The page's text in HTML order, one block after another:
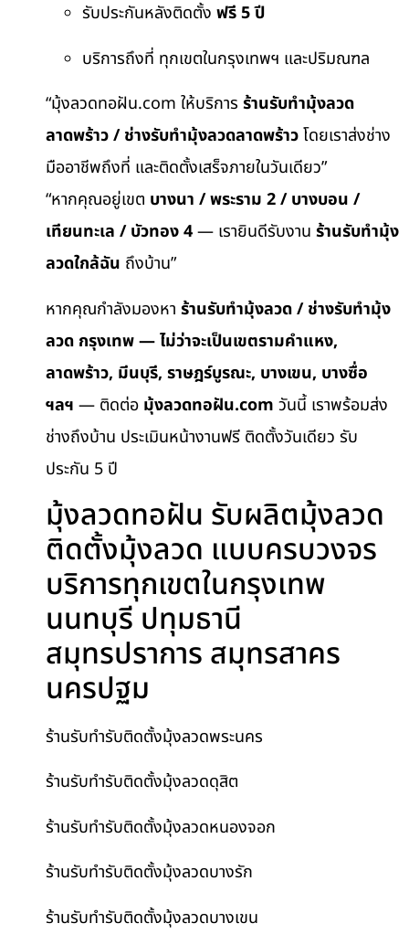
รับประกันหลังติดตั้ง ฟรี 5 ปี
บริการถึงที่ ทุกเขตในกรุงเทพฯ และปริมณฑล
“มุ้งลวดทอฝัน.com ให้บริการ ร้านรับทำมุ้งลวด
ลาดพร้าว / ช่างรับทำมุ้งลวดลาดพร้าวโดยเราส่งช่าง
มืออาชีพถึงที่ และติดตั้งเสร็จภายในวันเดียว”
“หากคุณอยู่เขต บางนา / พระราม 2 / บางบอน /
เทียนทะเล / บัวทอง 4— เรายินดีรับงาน ร้านรับทำมุ้ง
ลวดใกล้ฉัน ถึงบ้าน”
หากคุณกำลังมองหา ร้านรับทำมุ้งลวด / ช่างรับทำมุ้ง
ลวด กรุงเทพ — ไม่ว่าจะเป็นเขตรามคำแหง,
ลาดพร้าว, มีนบุรี, ราษฎร์บูรณะ, บางเขน, บางซื่อ
ฯลฯ — ติดต่อ มุ้งลวดทอฝัน.com วันนี้ เราพร้อมส่ง
ช่างถึงบ้าน ประเมินหน้างานฟรี ติดตั้งวันเดียว รับ
ประกัน 5 ปี
มุ้งลวดทอฝัน รับผลิตมุ้งลวด
ติดตั้งมุ้งลวด แบบครบวงจร
บริการทุกเขตในกรุงเทพ
นนทบุรี ปทุมธานี
สมุทรปราการ สมุทรสาคร
นครปฐม
ร้านรับทำรับติดตั้งมุ้งลวดพระนคร
ร้านรับทำรับติดตั้งมุ้งลวดดุสิต
ร้านรับทำรับติดตั้งมุ้งลวดหนองจอก
ร้านรับทำรับติดตั้งมุ้งลวดบางรัก
ร้านรับทำรับติดตั้งมุ้งลวดบางเขน